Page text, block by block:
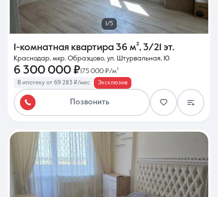
1/5
1-комнатная квартира 36 м², 3/21 эт.
Краснодар, мкр. Образцово, ул. Штурвальная, 10
6 300 000 ₽ 175 000 ₽/м²
В ипотеку от 69 283 ₽/мес Эксклюзив
Позвонить